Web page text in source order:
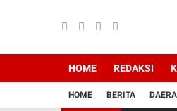
HOME REDAKSI
HOME BERITA